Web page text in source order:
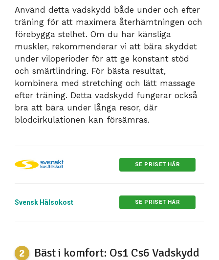
Använd detta vadskydd både under och efter
träning för att maximera återhämtningen och
förebygga stelhet. Om du har känsliga
muskler, rekommenderar vi att bära skyddet
under viloperioder för att ge konstant stöd
och smärtlindring. För bästa resultat,
kombinera med stretching och lätt massage
efter träning. Detta vadskydd fungerar också
bra att bära under långa resor, där
blodcirkulationen kan försämras.
SE PRISET HÄR
Svensk Hälsokost SE PRISET HÄR
Bäst i komfort: Os1 Cs6 Vadskydd